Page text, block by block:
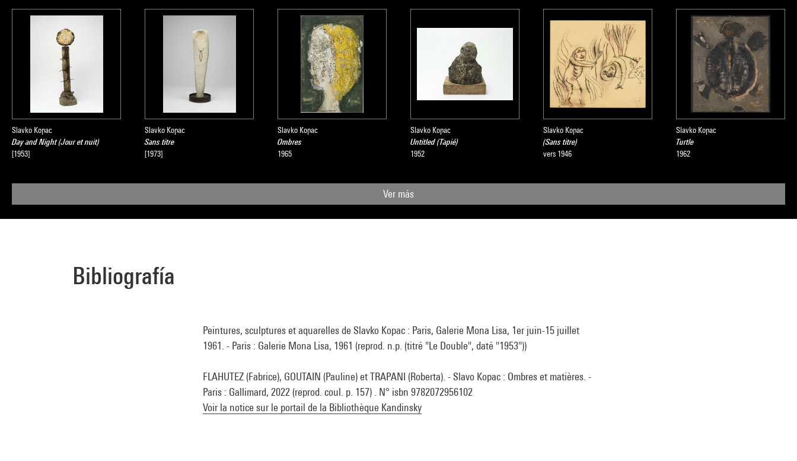
Slavko Kopac
Day and Night (Jour et nuit)
[1953]
Slavko Kopac
Sans titre
[1973]
Slavko Kopac
Ombres
1965
Slavko Kopac
Untitled (Tapié)
1952
Slavko Kopac
(Sans titre)
vers 1946
Slavko Kopac
Turtle
1962
Ver más
Bibliografía
Peintures, sculptures et aquarelles de Slavko Kopac : Paris, Galerie Mona Lisa, 1er juin-15 juillet
1961. - Paris : Galerie Mona Lisa, 1961 (reprod. n.p. (titré "Le Double", daté "1953"))
FLAHUTEZ (Fabrice), GOUTAIN (Pauline) et TRAPANI (Roberta). - Slavo Kopac : Ombres et matières. -
Paris : Gallimard, 2022 (reprod. coul. p. 157) . N° isbn 9782072956102
Voir la notice sur le portail de la Bibliothèque Kandinsky